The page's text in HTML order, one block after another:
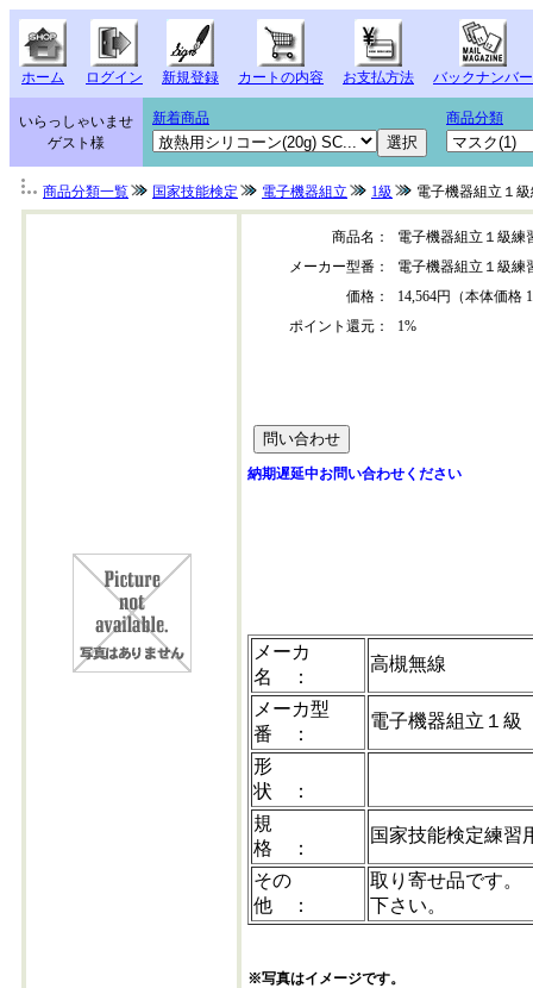
ホーム ログイン 新規登録 カートの内容 お支払方法 バックナンバー
いらっしゃいませ
ゲスト様
新着商品 商品分類
商品分類一覧 国家技能検定 電子機器組立 1級 電子機器組立１
商品名：
電子機器組立１級練
メーカー型番：
電子機器組立１級
価格：
14,564円（本体価格
ポイント還元：
1%
納期遅延中お問い合わせください
メーカ
名 ：
高槻無線
メーカ型
番 ：
電子機器組立１級
形
状 ：
規
格 ：
国家技能検定練習
その
他 ：
取り寄せ品です
下さい。
※写真はイメージです。